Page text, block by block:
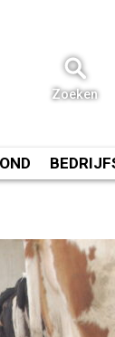
Zoeken